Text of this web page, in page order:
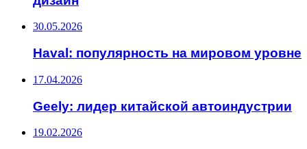
30.05.2026
Haval: популярность на мировом уровне
17.04.2026
Geely: лидер китайской автоиндустрии
19.02.2026